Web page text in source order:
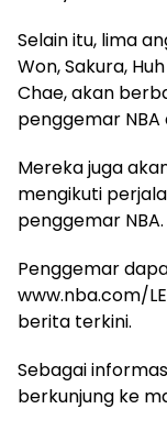
Selain itu, lima
Won, Sakura,
Chae, akan
penggemar NBA
Mereka juga
mengikuti
penggemar NBA.
Penggemar
www.nba.com/
berita terkini.
Sebagai
berkunjung ke